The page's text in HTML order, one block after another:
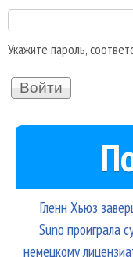
Укажите пароль,
Гленн Хьюз
Suno проиграла
немецкому